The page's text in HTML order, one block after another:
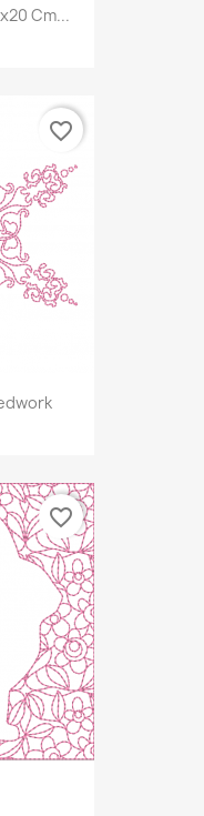
Cm...
favorite_border
favorite_border